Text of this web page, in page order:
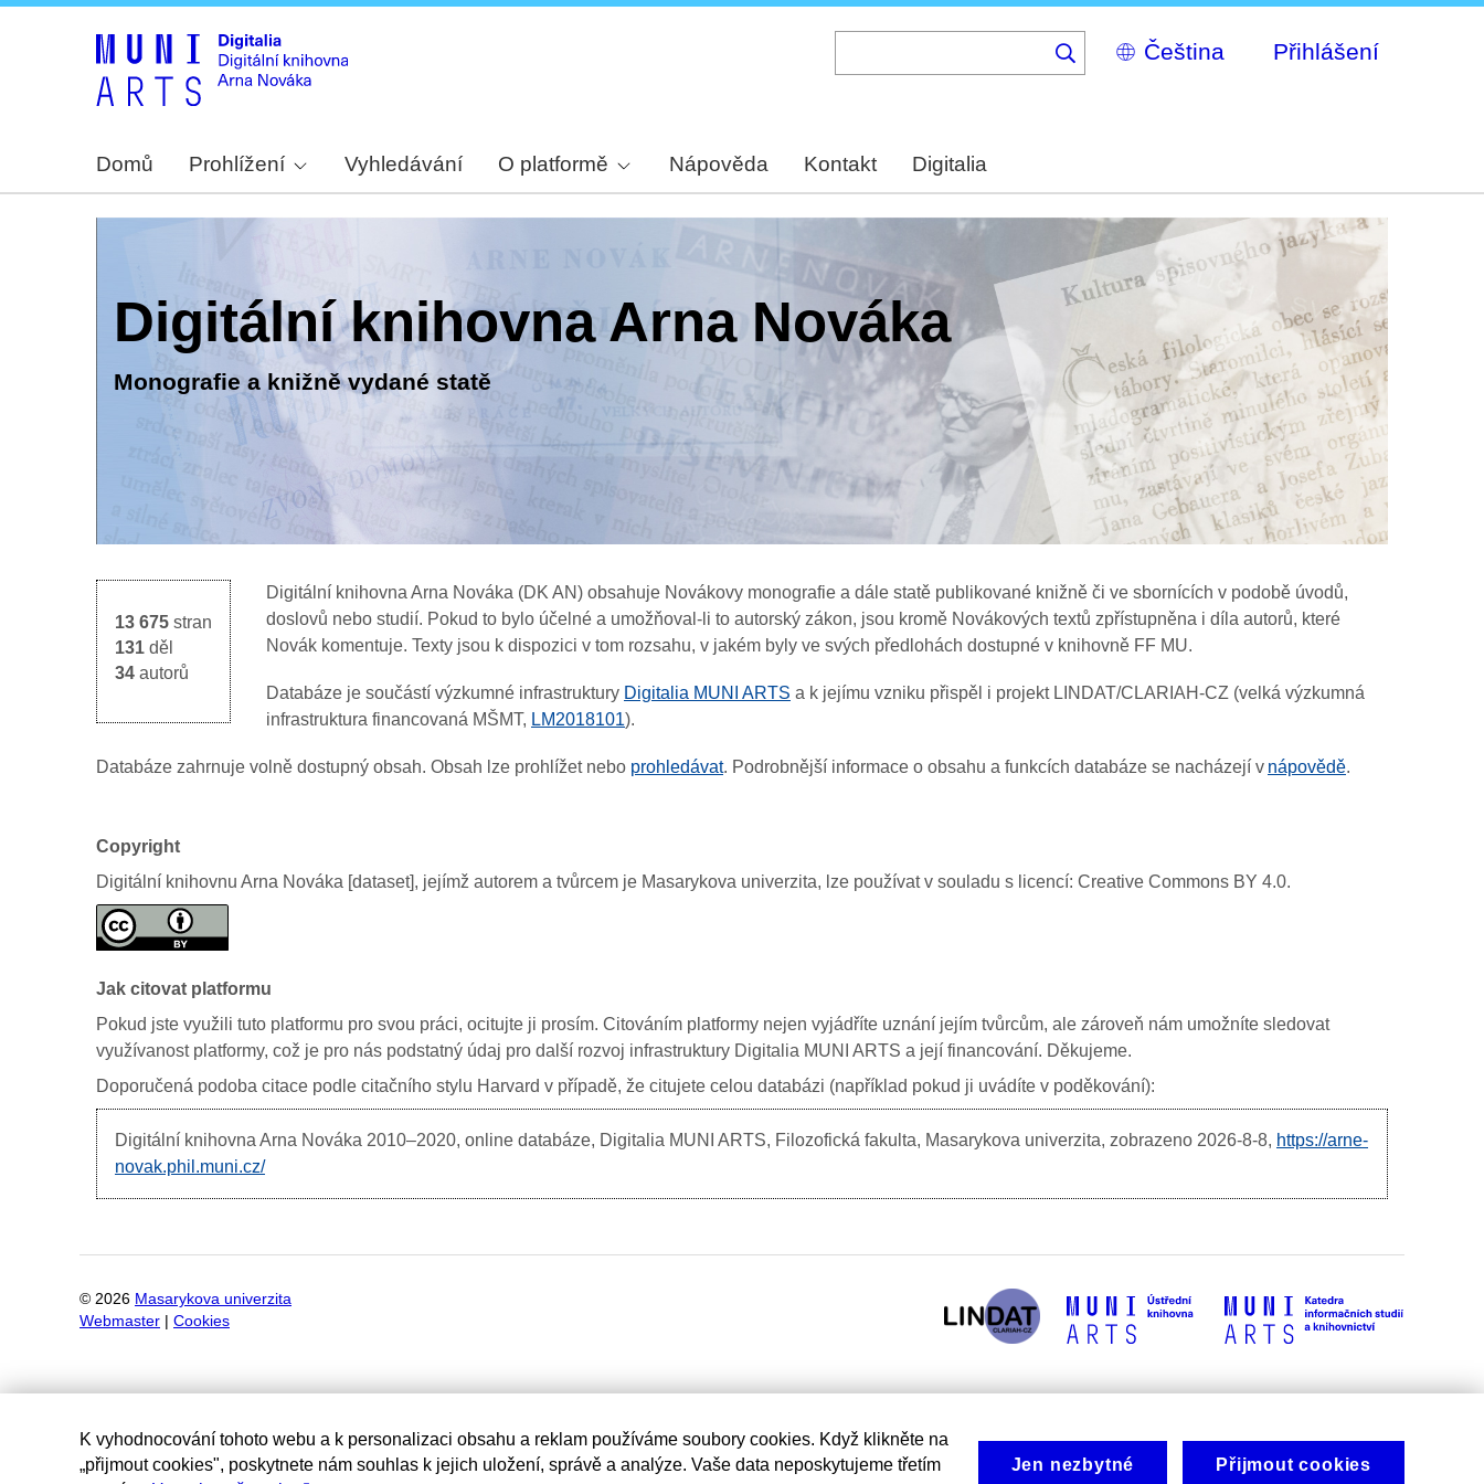
Select
your
Přihlášení
Domů Prohlížení Vyhledávání O platformě Nápověda Kontakt Digitalia
Digitální knihovna Arna Nováka
Monografie a knižně vydané statě
13 675 stran
131 děl
34 autorů
Digitální knihovna Arna Nováka (DK AN) obsahuje Novákovy monografie a dále statě publikované knižně či ve sbornících v podobě úvodů,
doslovů nebo studií. Pokud to bylo účelné a umožňoval-li to autorský zákon, jsou kromě Novákových textů zpřístupněna i díla autorů, které
Novák komentuje. Texty jsou k dispozici v tom rozsahu, v jakém byly ve svých předlohách dostupné v knihovně FF MU.
Databáze je součástí výzkumné infrastruktury Digitalia MUNI ARTS a k jejímu vzniku přispěl i projekt LINDAT/CLARIAH-CZ (velká výzkumná
infrastruktura financovaná MŠMT, LM2018101).
Databáze zahrnuje volně dostupný obsah. Obsah lze prohlížet nebo prohledávat. Podrobnější informace o obsahu a funkcích databáze se nacházejí v nápovědě.
Copyright
Digitální knihovnu Arna Nováka [dataset], jejímž autorem a tvůrcem je Masarykova univerzita, lze používat v souladu s licencí: Creative Commons BY 4.0.
Jak citovat platformu
Pokud jste využili tuto platformu pro svou práci, ocitujte ji prosím. Citováním platformy nejen vyjádříte uznání jejím tvůrcům, ale zároveň nám umožníte sledovat
využívanost platformy, což je pro nás podstatný údaj pro další rozvoj infrastruktury Digitalia MUNI ARTS a její financování. Děkujeme.
Doporučená podoba citace podle citačního stylu Harvard v případě, že citujete celou databázi (například pokud ji uvádíte v poděkování):
Digitální knihovna Arna Nováka 2010–2020, online databáze, Digitalia MUNI ARTS, Filozofická fakulta, Masarykova univerzita, zobrazeno 2026-8-8, https://arne-
novak.phil.muni.cz/
© 2026 Masarykova univerzita
Webmaster
Cookies
K vyhodnocování tohoto webu a k personalizaci obsahu a reklam používáme soubory cookies. Když klikněte na
„přijmout cookies", poskytnete nám souhlas k jejich uložení, správě a analýze. Vaše data neposkytujeme třetím
Jen nezbytné Přijmout cookies